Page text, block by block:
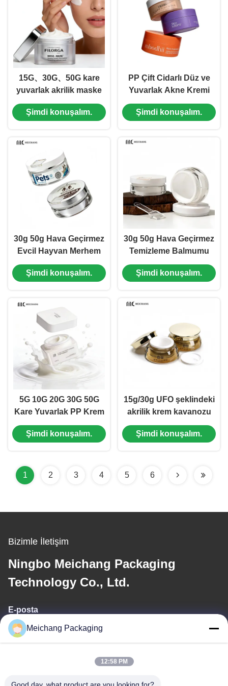
PETG Geri
Dönüştürülebilir Kap
(MC-P-553)
(MC-P-550-1)
15G、30G、50G kare
yuvarlak akrilik maske
kavanozu krem
kavanozu (MC-541)
Şimdi konuşalım.
PP Çift Cidarlı Düz ve
Yuvarlak Akne Kremi
Kavanozu – Hava
Geçirmez Tazelik,
Çevre Dostu Ambalaj
Şimdi konuşalım.
30g 50g Hava Geçirmez
Evcil Hayvan Merhem
Kavanozu Dahili Kaşıklı
AS + PP İç Krem Kabı
552-2)
Şimdi konuşalım.
30g 50g Hava Geçirmez
Temizleme Balmumu
Kavanozu Dahili Kaşıklı
(MC-AS-552)
Şimdi konuşalım.
5G 10G 20G 30G 50G
Kare Yuvarlak PP Krem
Kavanozu Gıda Sınıfı
Kozmetik Ambalajı (MC-
Şimdi konuşalım.
15g/30g UFO şeklindeki
akrilik krem kavanozu
((MC-Y-546)
Şimdi konuşalım.
1 2 3 4 5 6
Bizimle İletişim
Ningbo Meichang Packaging
Technology Co., Ltd.
E-posta
meichang1@mcpackaging.cn
Meichang Packaging
12:58 PM